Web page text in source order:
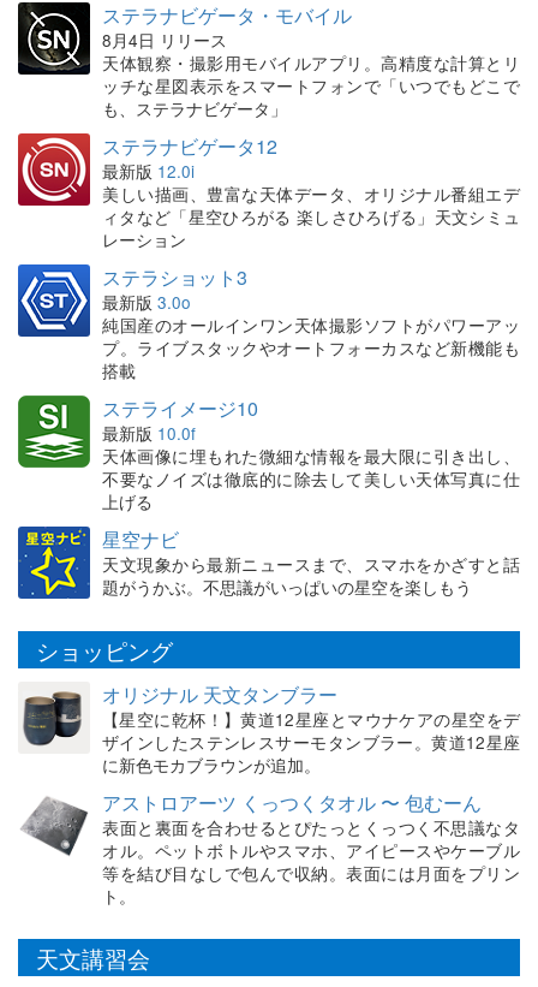
ステラナビゲータ・モバイル
8月4日 リリース
天体観察・撮影用モバイルアプリ。高精度な計算とリ
ッチな星図表示をスマートフォンで「いつでもどこで
も、ステラナビゲータ」
ステラナビゲータ12
最新版 12.0i
美しい描画、豊富な天体データ、オリジナル番組エデ
ィタなど「星空ひろがる 楽しさひろげる」天文シミュ
レーション
ステラショット3
最新版 3.0o
純国産のオールインワン天体撮影ソフトがパワーアッ
プ。ライブスタックやオートフォーカスなど新機能も
搭載
ステライメージ10
最新版 10.0f
天体画像に埋もれた微細な情報を最大限に引き出し、
不要なノイズは徹底的に除去して美しい天体写真に仕
上げる
星空ナビ
天文現象から最新ニュースまで、スマホをかざすと話
題がうかぶ。不思議がいっぱいの星空を楽しもう
ショッピング
オリジナル 天文タンブラー
【星空に乾杯！】黄道12星座とマウナケアの星空をデ
ザインしたステンレスサーモタンブラー。黄道12星座
に新色モカブラウンが追加。
アストロアーツ くっつくタオル 〜 包むーん
表面と裏面を合わせるとぴたっとくっつく不思議なタ
オル。ペットボトルやスマホ、アイピースやケーブル
等を結び目なしで包んで収納。表面には月面をプリン
ト。
天文講習会